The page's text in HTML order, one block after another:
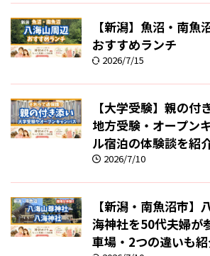
【新潟】魚沼・南魚
おすすめランチ
2026/7/15
【大学受験】親の付
地方受験・オープン
ル宿泊の体験談を紹
2026/7/10
【新潟・南魚沼市】
海神社を50代夫婦が
車場・2つの違いも